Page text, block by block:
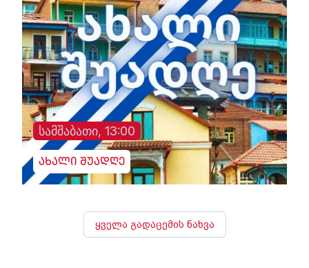
სამშაბათი, 13:00
ახალი შუადღე
ყველა გადაცემის ნახვა